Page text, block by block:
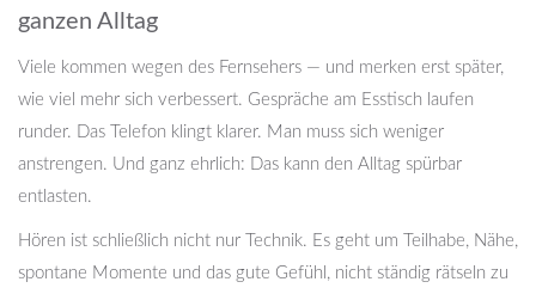
ganzen Alltag
Viele kommen wegen des Fernsehers — und merken erst später,
wie viel mehr sich verbessert. Gespräche am Esstisch laufen
runder. Das Telefon klingt klarer. Man muss sich weniger
anstrengen. Und ganz ehrlich: Das kann den Alltag spürbar
entlasten.
Hören ist schließlich nicht nur Technik. Es geht um Teilhabe, Nähe,
spontane Momente und das gute Gefühl, nicht ständig rätseln zu